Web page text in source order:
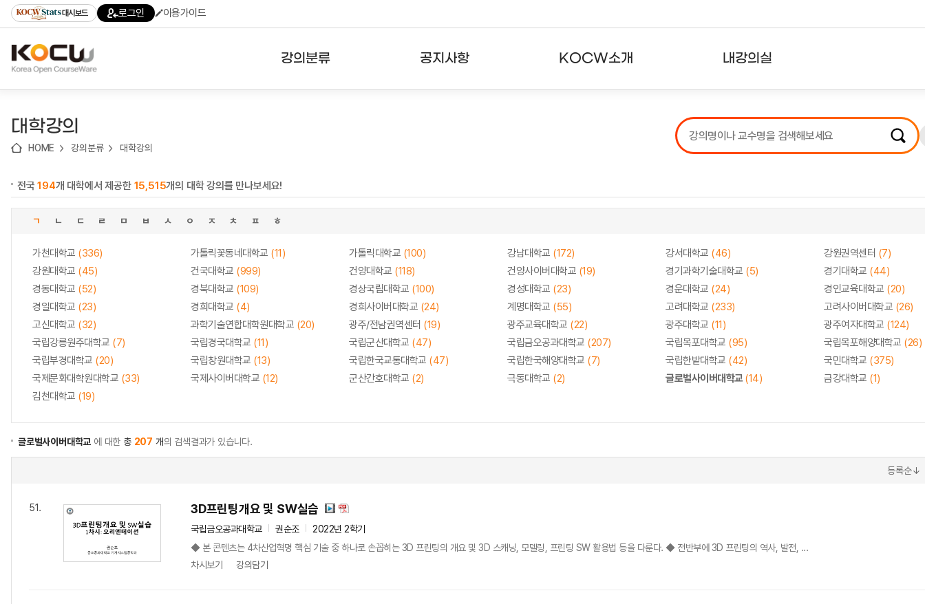
기
기
기
content)
가
대시보드 로그인 이용가이드
강의분류 공지사항 KOCW소개 내강의실
강의리스트
수강확인증강의
대학강의
HOME 강의분류 대학강의
전국194개 대학에서 제공한 15,515개의 대학 강의를 만나보세요!
ㄱ ㄴ ㄷ ㄹ ㅁ ㅂ ㅅ ㅇ ㅈ ㅊ ㅍ ㅎ
가천대학교 (336) 가톨릭꽃동네대학교 (11) 가톨릭대학교 (100) 강남대학교 (172) 강서대학교 (46) 강원권역센터 (7)
강원대학교 (45) 건국대학교 (999) 건양대학교 (118) 건양사이버대학교 (19) 경기과학기술대학교 (5) 경기대학교 (44)
경동대학교 (52) 경북대학교 (109) 경상국립대학교 (100) 경성대학교 (23) 경운대학교 (24) 경인교육대학교 (20)
경일대학교 (23) 경희대학교 (4) 경희사이버대학교 (24) 계명대학교 (55) 고려대학교 (233) 고려사이버대학교 (26)
고신대학교 (32) 과학기술연합대학원대학교 (20) 광주/전남권역센터 (19) 광주교육대학교 (22) 광주대학교 (11) 광주여자대학교 (124)
국립강릉원주대학교 (7) 국립경국대학교 (11) 국립군산대학교 (47) 국립금오공과대학교 (207) 국립목포대학교 (95) 국립목포해양대학교 (26)
국립부경대학교 (20) 국립창원대학교 (13) 국립한국교통대학교 (47) 국립한국해양대학교 (7) 국립한밭대학교 (42) 국민대학교 (375)
국제문화대학원대학교 (33) 국제사이버대학교 (12) 군산간호대학교 (2) 극동대학교 (2) 글로벌사이버대학교(14) 금강대학교 (1)
김천대학교 (19)
글로벌사이버대학교 에 대한 총 207 개의 검색결과가 있습니다.
등록순↓
51. 3D프린팅개요 및 SW실습
국립금오공과대학교 권순조
2022년 2학기
◆ 본 콘텐츠는 4차산업혁명 핵심 기술 중 하나로 손꼽히는 3D 프린팅의 개요 및 3D 스캐닝, 모델링, 프린팅 SW 활용법 등을 다룬다. ◆ 전반부에 3D 프린팅의 역사, 발전, ...
차시보기
강의담기